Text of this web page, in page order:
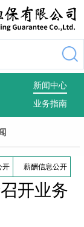
新闻中心
业务指南
开 薪酬信息公开
开业务